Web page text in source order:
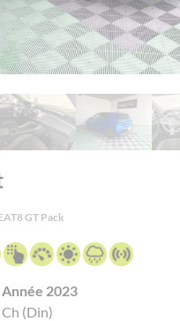
GT Pack
2023
(Din)